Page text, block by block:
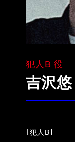
犯人B 役
吉沢悠
［犯人B］